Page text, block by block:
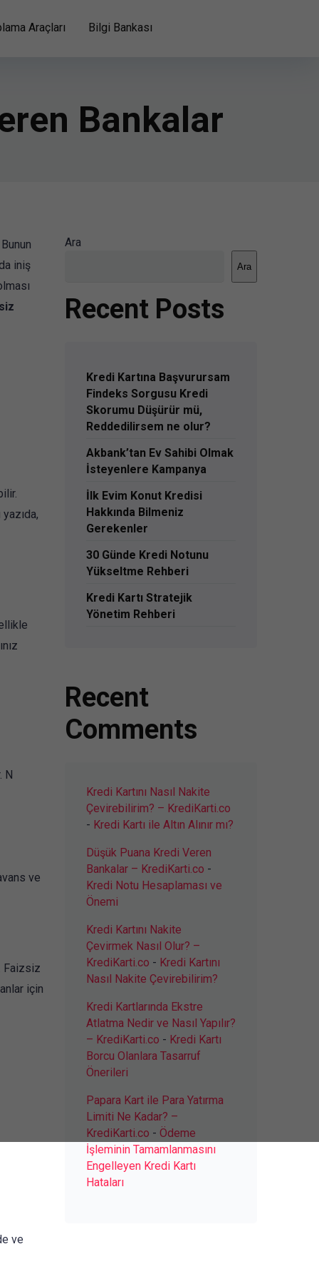
Araçları Bilgi Bankası
Bankalar
iniş
N
ve
Faizsiz
için
ve
Ara
Ara
Recent Posts
Kredi Kartına Başvurursam
Findeks Sorgusu Kredi
Skorumu Düşürür mü,
Reddedilirsem ne olur?
Akbank’tan Ev Sahibi Olmak
İsteyenlere Kampanya
İlk Evim Konut Kredisi
Hakkında Bilmeniz
Gerekenler
30 Günde Kredi Notunu
Yükseltme Rehberi
Kredi Kartı Stratejik
Yönetim Rehberi
Recent
Comments
Kredi Kartını Nasıl Nakite
Çevirebilirim? – KrediKarti.co
- Kredi Kartı ile Altın Alınır mı?
Düşük Puana Kredi Veren
Bankalar – KrediKarti.co -
Kredi Notu Hesaplaması ve
Önemi
Kredi Kartını Nakite
Çevirmek Nasıl Olur? –
KrediKarti.co - Kredi Kartını
Nasıl Nakite Çevirebilirim?
Kredi Kartlarında Ekstre
Atlatma Nedir ve Nasıl Yapılır?
– KrediKarti.co - Kredi Kartı
Borcu Olanlara Tasarruf
Önerileri
Papara Kart ile Para Yatırma
Limiti Ne Kadar? –
KrediKarti.co - Ödeme
İşleminin Tamamlanmasını
Engelleyen Kredi Kartı
Hataları